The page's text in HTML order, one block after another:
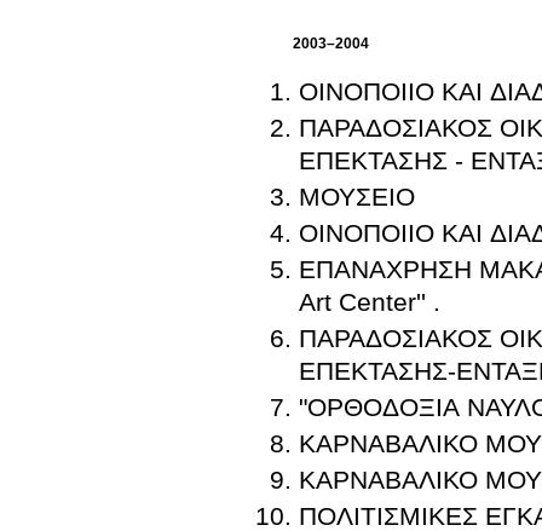
2003–2004
ΟΙΝΟΠΟΙΙΟ ΚΑΙ
ΠΑΡΑΔΟΣΙΑΚΟΣ
ΕΠΕΚΤΑΣΗΣ -
ΜΟΥΣΕΙΟ
ΟΙΝΟΠΟΙΙΟ ΚΑΙ
ΕΠΑΝΑΧΡΗΣΗ
Art Center'' .
ΠΑΡΑΔΟΣΙΑΚΟΣ
ΕΠΕΚΤΑΣΗΣ-
"ΟΡΘΟΔΟΞΙΑ
ΚΑΡΝΑΒΑΛΙΚΟ
ΚΑΡΝΑΒΑΛΙΚΟ
ΠΟΛΙΤΙΣΜΙΚΕΣ